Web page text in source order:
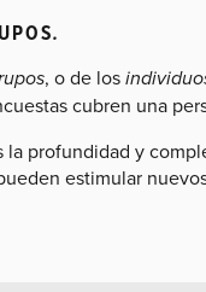
.
, o de los
cubren una
profundidad y
estimular